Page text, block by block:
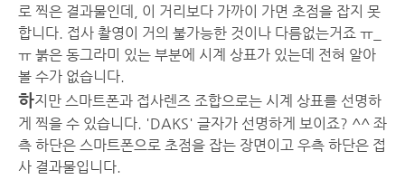
로 찍은 결과물인데, 이 거리보다 가까이 가면 초점을 잡지 못
합니다. 접사 촬영이 거의 불가능한 것이나 다름없는거죠 ㅠ_
ㅠ 붉은 동그라미 있는 부분에 시계 상표가 있는데 전혀 알아
볼 수가 없습니다.
하지만 스마트폰과 접사렌즈 조합으로는 시계 상표를 선명하
게 찍을 수 있습니다. 'DAKS' 글자가 선명하게 보이죠? ^^ 좌
측 하단은 스마트폰으로 초점을 잡는 장면이고 우측 하단은 접
사 결과물입니다.